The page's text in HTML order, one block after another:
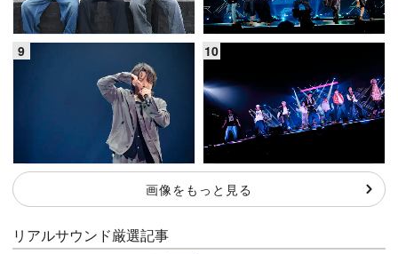
画像をもっと見る
リアルサウンド厳選記事